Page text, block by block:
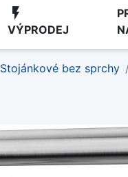
flash_on
VÝPRODEJ
Stojánkové bez sprchy